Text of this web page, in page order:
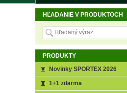
HĽADANIE V PRODUKTOCH
PRODUKTY
Novinky SPORTEX 2026
1+1 zdarma